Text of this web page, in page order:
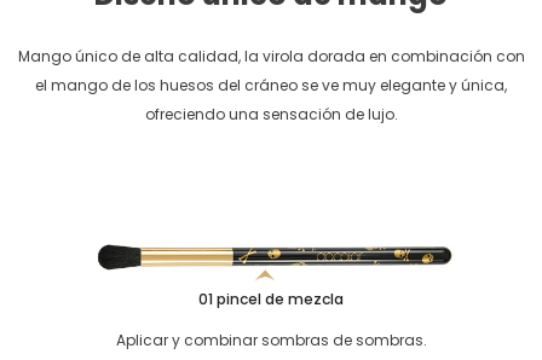
Mango único de alta calidad, la virola dorada en combinación con
el mango de los huesos del cráneo se ve muy elegante y única,
ofreciendo una sensación de lujo.
01 pincel de mezcla
Aplicar y combinar sombras de sombras.